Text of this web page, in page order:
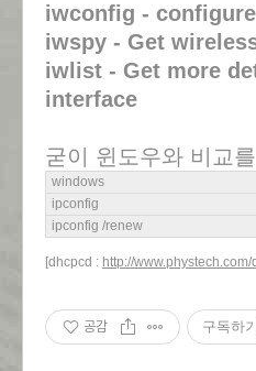
iwconfig -
iwspy - Get
iwlist - Get more
interface
굳이 윈도우와 비교
windows
ipconfig
ipconfig /renew
[dhcpcd : http://
공감 구독하기